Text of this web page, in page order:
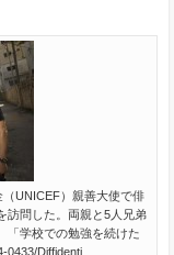
UNICEF）親善大使で俳
訪問した。両親と5人兄弟
「学校での勉強を続けた
0433/Diffidenti